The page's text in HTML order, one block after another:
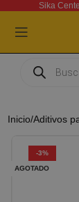
Sika
Inicio Aditivos
-3%
AGOTADO